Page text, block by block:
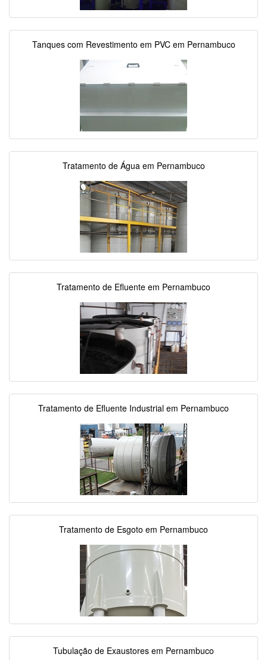
Tanques com Revestimento em PVC em Pernambuco
Tratamento de Água em Pernambuco
Tratamento de Efluente em Pernambuco
Tratamento de Efluente Industrial em Pernambuco
Tratamento de Esgoto em Pernambuco
Tubulação de Exaustores em Pernambuco